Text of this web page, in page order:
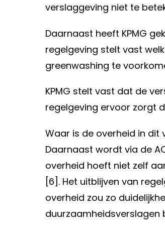
verslaggeving niet te
Daarnaast heeft KPMG
regelgeving stelt vast
greenwashing te
KPMG stelt vast dat de
regelgeving ervoor zorgt
Waar is de overheid in dit
Daarnaast wordt via de
overheid hoeft niet zelf
[6]. Het uitblijven van
overheid zou zo
duurzaamheidsverslagen